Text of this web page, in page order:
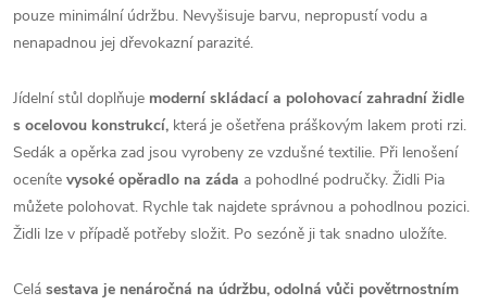
pouze minimální údržbu. Nevyšisuje barvu, nepropustí vodu a
nenapadnou jej dřevokazní parazité.
Jídelní stůl doplňuje moderní skládací a polohovací zahradní židle
s ocelovou konstrukcí, která je ošetřena práškovým lakem proti rzi.
Sedák a opěrka zad jsou vyrobeny ze vzdušné textilie. Při lenošení
oceníte vysoké opěradlo na záda a pohodlné područky. Židli Pia
můžete polohovat. Rychle tak najdete správnou a pohodlnou pozici.
Židli lze v případě potřeby složit. Po sezóně ji tak snadno uložíte.
Celá sestava je nenáročná na údržbu, odolná vůči povětrnostním